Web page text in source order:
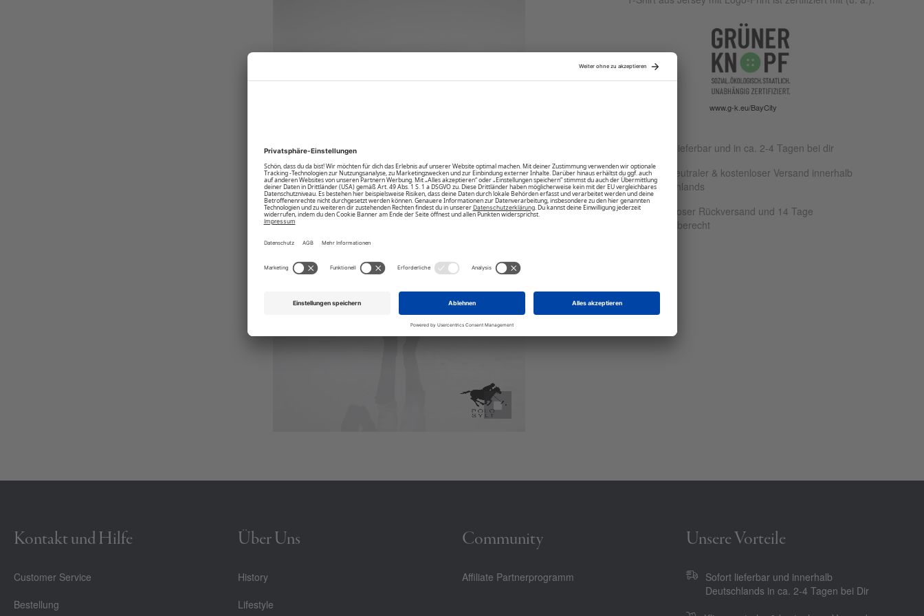
www.g-k.eu/BayCity
Sofort lieferbar und in ca. 2-4 Tagen bei dir
Klimaneutraler & kostenloser Versand innerhalb
Deutschlands
Kostenloser Rückversand und 14 Tage
Rückgaberecht
Kontakt und Hilfe
Customer Service
Bestellung
Über Uns
History
Lifestyle
Community
Affiliate Partnerprogramm
Unsere Vorteile
Sofort lieferbar und innerhalb
Deutschlands in ca. 2-4 Tagen bei Dir